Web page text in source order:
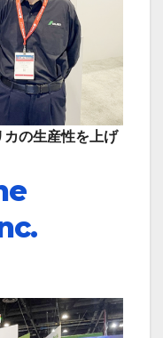
の生産性を上げ